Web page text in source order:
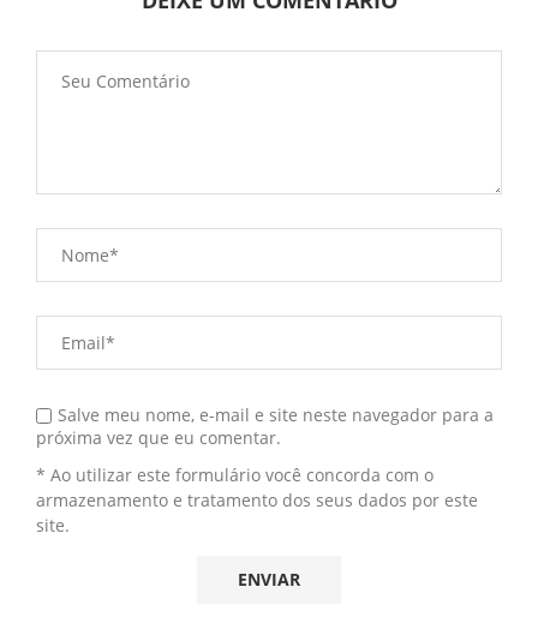
Salve meu nome, e-mail e site neste navegador para a
próxima vez que eu comentar.
* Ao utilizar este formulário você concorda com o
armazenamento e tratamento dos seus dados por este
site.